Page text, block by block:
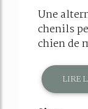
Une
chenils
chien de
LIRE